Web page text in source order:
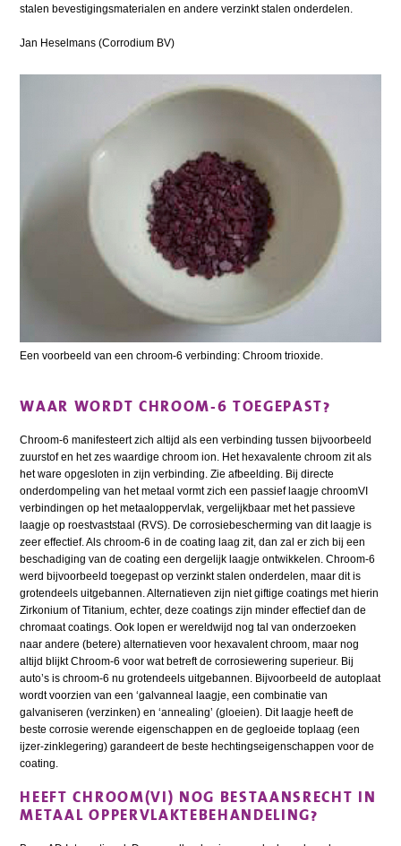
stalen bevestigingsmaterialen en andere verzinkt stalen onderdelen.
Jan Heselmans (Corrodium BV)
Een voorbeeld van een chroom-6 verbinding: Chroom trioxide.
WAAR WORDT CHROOM-6 TOEGEPAST?
Chroom-6 manifesteert zich altijd als een verbinding tussen bijvoorbeeld
zuurstof en het zes waardige chroom ion. Het hexavalente chroom zit als
het ware opgesloten in zijn verbinding. Zie afbeelding. Bij directe
onderdompeling van het metaal vormt zich een passief laagje chroomVI
verbindingen op het metaaloppervlak, vergelijkbaar met het passieve
laagje op roestvaststaal (RVS). De corrosiebescherming van dit laagje is
zeer effectief. Als chroom-6 in de coating laag zit, dan zal er zich bij een
beschadiging van de coating een dergelijk laagje ontwikkelen. Chroom-6
werd bijvoorbeeld toegepast op verzinkt stalen onderdelen, maar dit is
grotendeels uitgebannen. Alternatieven zijn niet giftige coatings met hierin
Zirkonium of Titanium, echter, deze coatings zijn minder effectief dan de
chromaat coatings. Ook lopen er wereldwijd nog tal van onderzoeken
naar andere (betere) alternatieven voor hexavalent chroom, maar nog
altijd blijkt Chroom-6 voor wat betreft de corrosiewering superieur. Bij
auto’s is chroom-6 nu grotendeels uitgebannen. Bijvoorbeeld de autoplaat
wordt voorzien van een ‘galvanneal laagje, een combinatie van
galvaniseren (verzinken) en ‘annealing’ (gloeien). Dit laagje heeft de
beste corrosie werende eigenschappen en de gegloeide toplaag (een
ijzer-zinklegering) garandeert de beste hechtingseigenschappen voor de
coating.
HEEFT CHROOM(VI) NOG BESTAANSRECHT IN
METAAL OPPERVLAKTEBEHANDELING?